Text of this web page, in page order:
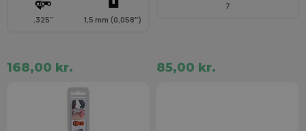
.325" 1,5 mm (0,058″)
168,00 kr.
7
85,00 kr.